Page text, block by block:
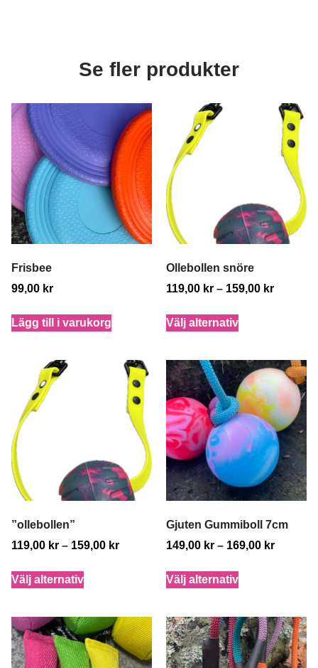
Se fler produkter
Frisbee
99,00 kr
Lägg till i varukorg
Ollebollen snöre
119,00 kr – 159,00 kr
Välj alternativ
”ollebollen”
119,00 kr – 159,00 kr
Välj alternativ
Gjuten Gummiboll 7cm
149,00 kr – 169,00 kr
Välj alternativ